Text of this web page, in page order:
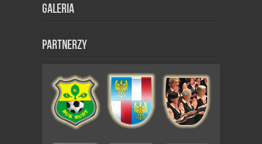
Galeria
Partnerzy